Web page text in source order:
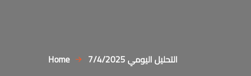
Home التحليل اليومي 7/4/2025